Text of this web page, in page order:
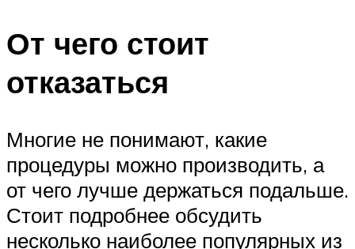
От чего стоит
отказаться
Многие не понимают, какие
процедуры можно производить, а
от чего лучше держаться подальше.
Стоит подробнее обсудить
несколько наиболее популярных из